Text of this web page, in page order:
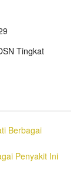
Tingkat
Berbagai
Penyakit Ini